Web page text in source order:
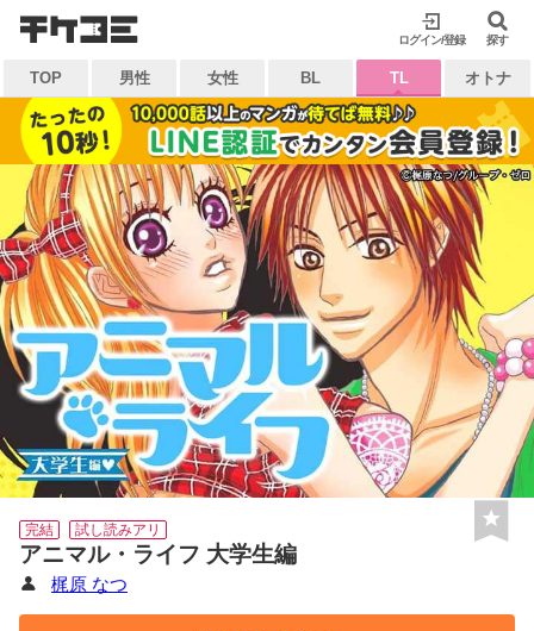
ログイン/登録 探す
TOP 男性 女性 BL TL オトナ
完結 試し読みアリ
アニマル・ライフ 大学生編
梶原 なつ
検索
閉じる
キーワードから探す
各一覧から探す
ジャンル タグ
作家 作品
雑誌 出版社
マイ本棚から探す
最近読んだ作品 お気に入り